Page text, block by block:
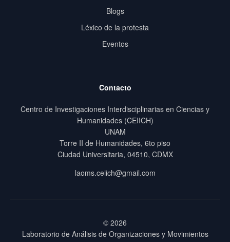
Blogs
Léxico de la protesta
Eventos
Contacto
Centro de Investigaciones Interdisciplinarias en Ciencias y
Humanidades (CEIICH)
UNAM
Torre II de Humanidades, 6to piso
Ciudad Universitaria, 04510, CDMX
laoms.ceiich@gmail.com
© 2026
Laboratorio de Análisis de Organizaciones y Movimientos